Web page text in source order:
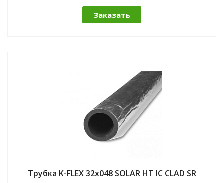
Заказать
Трубка K-FLEX 32x048 SOLAR HT IC CLAD SR